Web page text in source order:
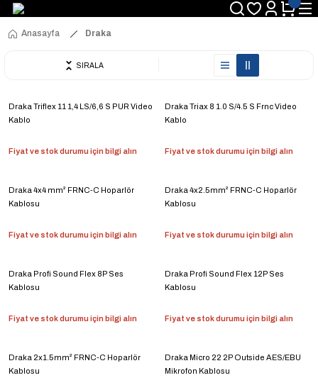
Anasayfa Draka
SIRALA
Draka Triflex 11 1,4 LS/6,6 S PUR Video
Kablo
Fiyat ve stok durumu için bilgi alın
Draka Triax 8 1.0 S/4.5 S Frnc Video
Kablo
Fiyat ve stok durumu için bilgi alın
Draka 4x4 mm² FRNC-C Hoparlör
Kablosu
Fiyat ve stok durumu için bilgi alın
Draka 4x2.5mm² FRNC-C Hoparlör
Kablosu
Fiyat ve stok durumu için bilgi alın
Draka Profi Sound Flex 8P Ses
Kablosu
Fiyat ve stok durumu için bilgi alın
Draka Profi Sound Flex 12P Ses
Kablosu
Fiyat ve stok durumu için bilgi alın
Draka 2x1.5mm² FRNC-C Hoparlör
Kablosu
Draka Micro 22 2P Outside AES/EBU
Mikrofon Kablosu